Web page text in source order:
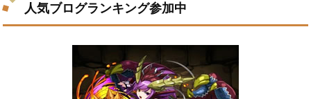
人気ブログランキング参加中